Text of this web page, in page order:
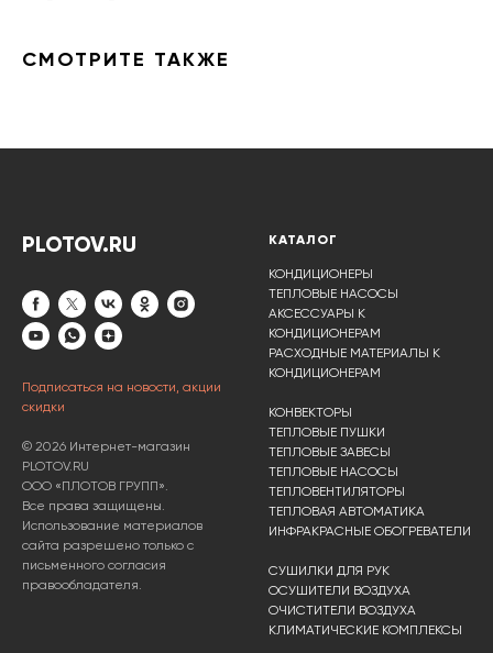
СМОТРИТЕ ТАКЖЕ
PLOTOV.RU
Подписаться на новости, акции
скидки
© 2026 Интернет-магазин
PLOTOV.RU
ООО «ПЛОТОВ ГРУПП».
Все права защищены.
Использование материалов
сайта разрешено только с
письменного согласия
правообладателя.
КАТАЛОГ
КОНДИЦИОНЕРЫ
ТЕПЛОВЫЕ НАСОСЫ
АКСЕССУАРЫ К
КОНДИЦИОНЕРАМ
РАСХОДНЫЕ МАТЕРИАЛЫ К
КОНДИЦИОНЕРАМ
КОНВЕКТОРЫ
ТЕПЛОВЫЕ ПУШКИ
ТЕПЛОВЫЕ ЗАВЕСЫ
ТЕПЛОВЫЕ НАСОСЫ
ТЕПЛОВЕНТИЛЯТОРЫ
ТЕПЛОВАЯ АВТОМАТИКА
ИНФРАКРАСНЫЕ ОБОГРЕВАТЕЛИ
СУШИЛКИ ДЛЯ РУК
ОСУШИТЕЛИ ВОЗДУХА
ОЧИСТИТЕЛИ ВОЗДУХА
КЛИМАТИЧЕСКИЕ КОМПЛЕКСЫ